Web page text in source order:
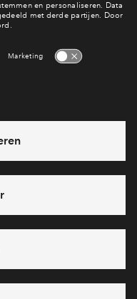
Bel ons op
(behalve tijdens
- 18:00 uur
BPD
AM